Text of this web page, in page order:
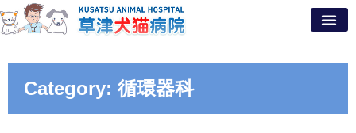
Category: 循環器科